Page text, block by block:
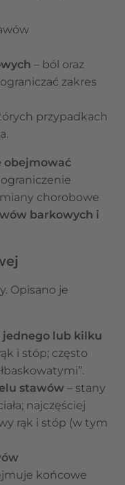
– ból oraz
zakres
przypadkach
obejmować
chorobowe
barkowych i
Opisano je
jednego lub kilku
i stóp; często
stawów – stany
najczęściej
rąk i stóp (w tym
końcowe